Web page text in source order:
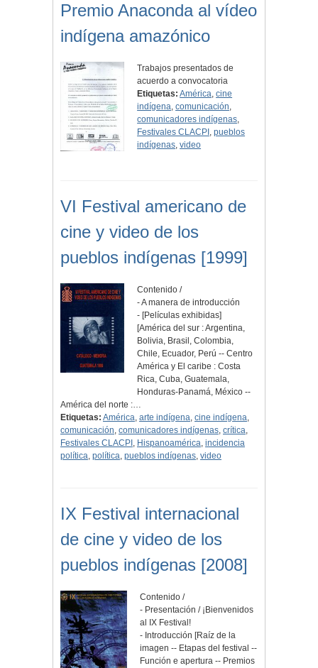
Premio Anaconda al vídeo
indígena amazónico
Trabajos presentados de
acuerdo a convocatoria
Etiquetas: América,cine
indígena,comunicación,
comunicadores indígenas,
Festivales CLACPI ,pueblos
indígenas,video
VI Festival americano de
cine y video de los
pueblos indígenas [1999]
Contenido /
- A manera de introducción
- [Películas exhibidas]
[América del sur : Argentina,
Bolivia, Brasil, Colombia,
Chile, Ecuador, Perú -- Centro
América y El caribe : Costa
Rica, Cuba, Guatemala,
Honduras-Panamá, México --
América del norte :…
Etiquetas: América, arte indígena, cine indígena,
comunicación, comunicadores indígenas, crítica,
Festivales CLACPI , Hispanoamérica, incidencia
política, política, pueblos indígenas, video
IX Festival internacional
de cine y video de los
pueblos indígenas [2008]
Contenido /
- Presentación / ¡Bienvenidos
al IX Festival!
- Introducción [Raíz de la
imagen -- Etapas del festival --
Función e apertura -- Premios